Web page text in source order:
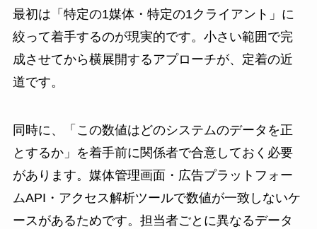
最初は「特定の1媒体・特定の1クライアント」に
絞って着手するのが現実的です。小さい範囲で完
成させてから横展開するアプローチが、定着の近
道です。
同時に、「この数値はどのシステムのデータを正
とするか」を着手前に関係者で合意しておく必要
があります。媒体管理画面・広告プラットフォー
ムAPI・アクセス解析ツールで数値が一致しないケ
ースがあるためです。担当者ごとに異なるデータ